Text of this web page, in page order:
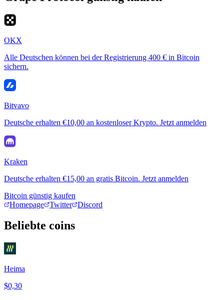
OKX
Alle Deutschen können bei der Registrierung 400 € in Bitcoin
sichern.
Bitvavo
Deutsche erhalten €10,00 an kostenloser Krypto. Jetzt anmelden
Kraken
Deutsche erhalten €15,00 an gratis Bitcoin. Jetzt anmelden
Bitcoin günstig kaufen
Homepage
Twitter Discord
Beliebte coins
Heima
$0,30